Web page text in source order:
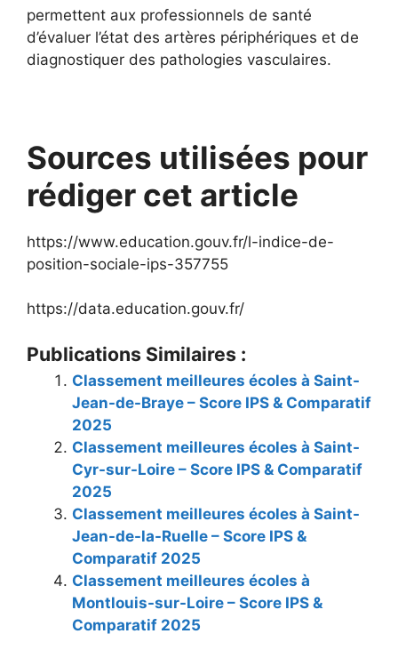
permettent aux professionnels de santé
d’évaluer l’état des artères périphériques et de
diagnostiquer des pathologies vasculaires.
Sources utilisées pour
rédiger cet article
https://www.education.gouv.fr/l-indice-de-
position-sociale-ips-357755
https://data.education.gouv.fr/
Publications Similaires :
Classement meilleures écoles à Saint-
Jean-de-Braye – Score IPS & Comparatif
2025
Classement meilleures écoles à Saint-
Cyr-sur-Loire – Score IPS & Comparatif
2025
Classement meilleures écoles à Saint-
Jean-de-la-Ruelle – Score IPS &
Comparatif 2025
Classement meilleures écoles à
Montlouis-sur-Loire – Score IPS &
Comparatif 2025